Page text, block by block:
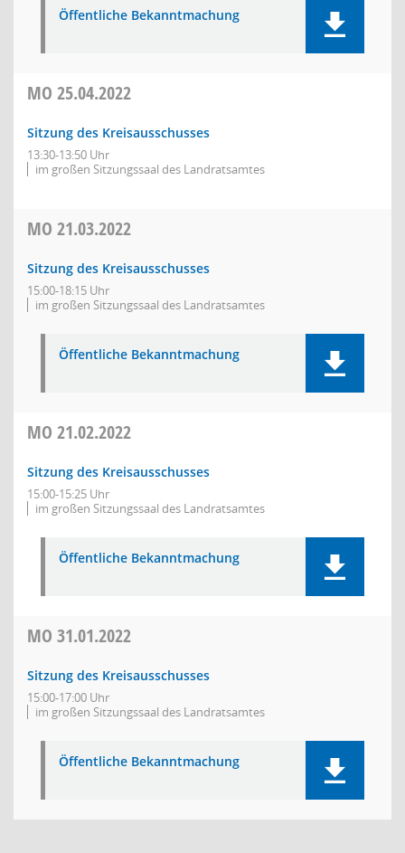
Öffentliche Bekanntmachung
MO 25.04.2022
Sitzung des Kreisausschusses
13:30-13:50 Uhr
im großen Sitzungssaal des Landratsamtes
MO 21.03.2022
Sitzung des Kreisausschusses
15:00-18:15 Uhr
im großen Sitzungssaal des Landratsamtes
Öffentliche Bekanntmachung
MO 21.02.2022
Sitzung des Kreisausschusses
15:00-15:25 Uhr
im großen Sitzungssaal des Landratsamtes
Öffentliche Bekanntmachung
MO 31.01.2022
Sitzung des Kreisausschusses
15:00-17:00 Uhr
im großen Sitzungssaal des Landratsamtes
Öffentliche Bekanntmachung